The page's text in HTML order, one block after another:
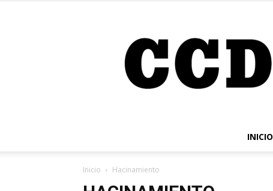
INICIO
Inicio Hacinamiento